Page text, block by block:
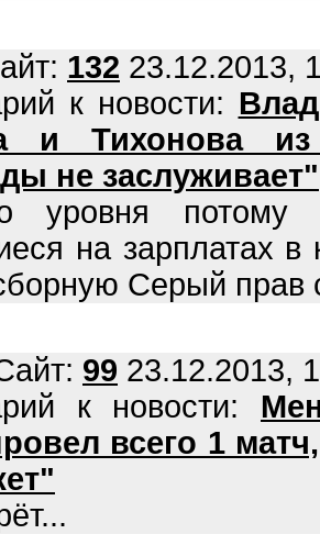
132 23.12.2013,
к новости:
и Тихонова
не заслуживает"
уровня
на зарплатах в
Серый прав
99 23.12.2013,
к новости:
всего 1